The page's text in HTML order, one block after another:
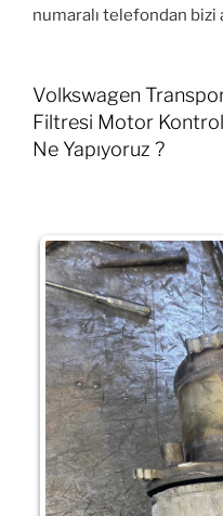
numaralı telefondan bizi
Volkswagen
Filtresi Motor Kontrol
Ne Yapıyoruz ?